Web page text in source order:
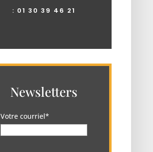
: 01 30 39 46 21
Newsletters
Votre courriel*